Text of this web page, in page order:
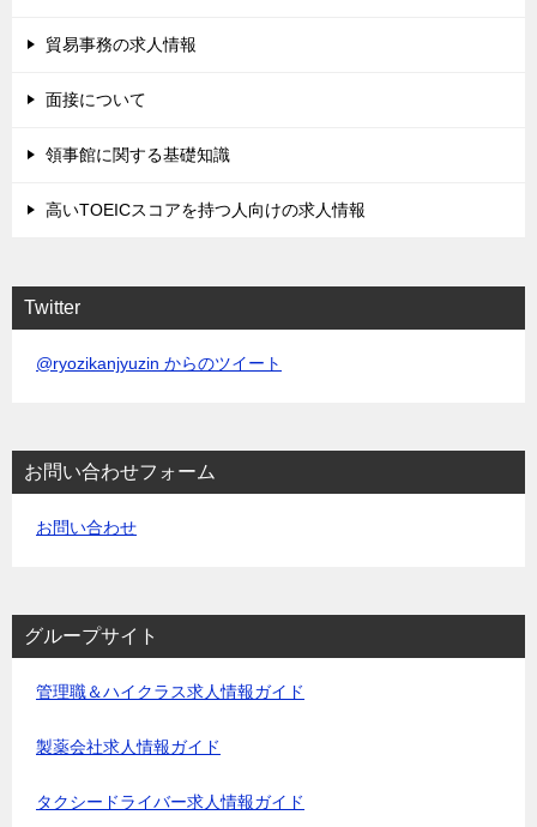
貿易事務の求人情報
面接について
領事館に関する基礎知識
高いTOEICスコアを持つ人向けの求人情報
Twitter
@ryozikanjyuzin からのツイート
お問い合わせフォーム
お問い合わせ
グループサイト
管理職＆ハイクラス求人情報ガイド
製薬会社求人情報ガイド
タクシードライバー求人情報ガイド